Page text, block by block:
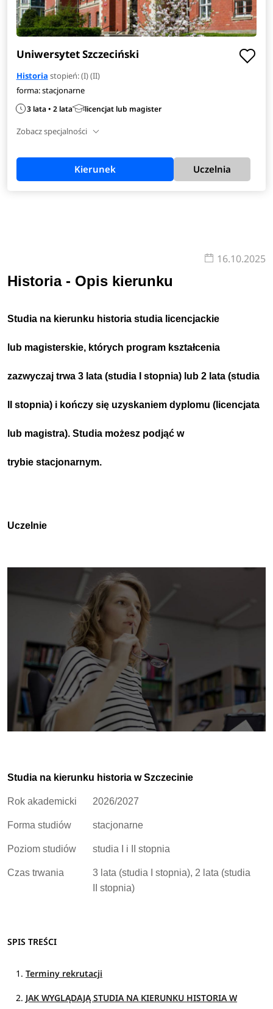
Uniwersytet Szczeciński
Historia stopień: (I) (II)
forma: stacjonarne
3 lata • 2 lata licencjat lub magister
Zobacz specjalności
Kierunek Uczelnia
16.10.2025
Historia - Opis kierunku
Studia na kierunku historia studia licencjackie
lub magisterskie, których program kształcenia
zazwyczaj trwa 3 lata (studia I stopnia) lub 2 lata (studia
II stopnia) i kończy się uzyskaniem dyplomu (licencjata
lub magistra).Studia możesz podjąć w
trybiestacjonarnym.
Uczelnie
Studia na kierunku historia w Szczecinie
Rok akademicki 2026/2027
Forma studiów stacjonarne
Poziom studiów studia I i II stopnia
Czas trwania
3 lata (studia I stopnia), 2 lata (studia
II stopnia)
SPIS TREŚCI
Terminy rekrutacji
JAK WYGLĄDAJĄ STUDIA NA KIERUNKU HISTORIA W